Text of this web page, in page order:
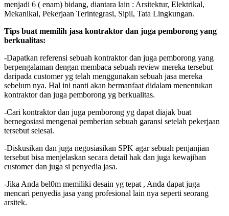
menjadi 6 ( enam) bidang, diantara lain : Arsitektur, Elektrikal,
Mekanikal, Pekerjaan Terintegrasi, Sipil, Tata Lingkungan.
Tips buat memilih jasa kontraktor dan juga pemborong yang
berkualitas:
-Dapatkan referensi sebuah kontraktor dan juga pemborong yang
berpengalaman dengan membaca sebuah review mereka tersebut
daripada customer yg telah menggunakan sebuah jasa mereka
sebelum nya. Hal ini nanti akan bermanfaat didalam menentukan
kontraktor dan juga pemborong yg berkualitas.
-Cari kontraktor dan juga pemborong yg dapat diajak buat
bernegosiasi mengenai pemberian sebuah garansi setelah pekerjaan
tersebut selesai.
-Diskusikan dan juga negosiasikan SPK agar sebuah penjanjian
tersebut bisa menjelaskan secara detail hak dan juga kewajiban
customer dan juga si penyedia jasa.
-Jika Anda bel0m memiliki desain yg tepat , Anda dapat juga
mencari penyedia jasa yang profesional lain nya seperti seorang
arsitek.